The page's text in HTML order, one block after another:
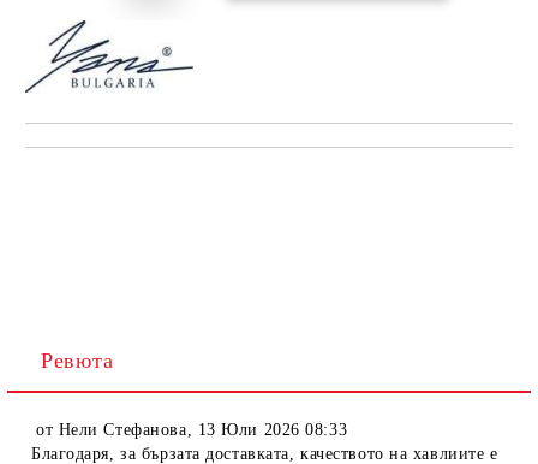
Ревюта
от Нели Стефанова, 13 Юли 2026 08:33
Благодаря, за бързата доставката, качеството на хавлиите е